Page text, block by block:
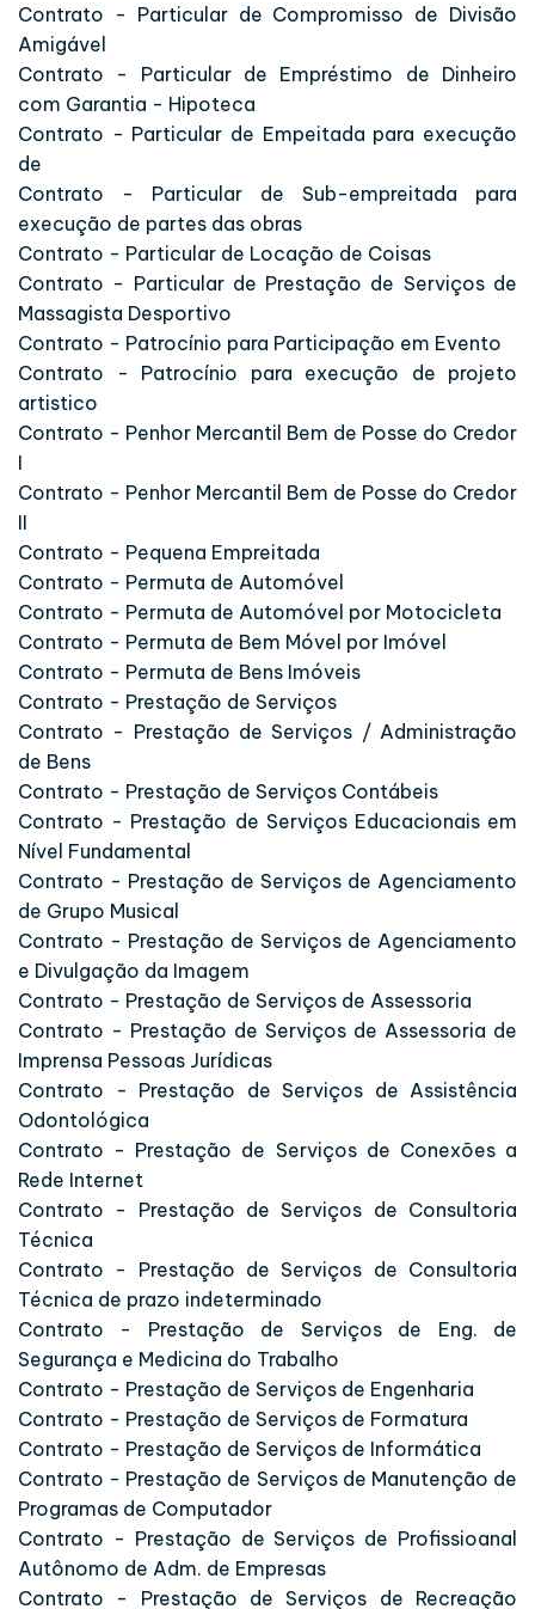
Contrato - Particular de Compromisso de Divisão
Amigável
Contrato - Particular de Empréstimo de Dinheiro
com Garantia - Hipoteca
Contrato - Particular de Empeitada para execução
de
Contrato - Particular de Sub-empreitada para
execução de partes das obras
Contrato - Particular de Locação de Coisas
Contrato - Particular de Prestação de Serviços de
Massagista Desportivo
Contrato - Patrocínio para Participação em Evento
Contrato - Patrocínio para execução de projeto
artistico
Contrato - Penhor Mercantil Bem de Posse do Credor
I
Contrato - Penhor Mercantil Bem de Posse do Credor
II
Contrato - Pequena Empreitada
Contrato - Permuta de Automóvel
Contrato - Permuta de Automóvel por Motocicleta
Contrato - Permuta de Bem Móvel por Imóvel
Contrato - Permuta de Bens Imóveis
Contrato - Prestação de Serviços
Contrato - Prestação de Serviços / Administração
de Bens
Contrato - Prestação de Serviços Contábeis
Contrato - Prestação de Serviços Educacionais em
Nível Fundamental
Contrato - Prestação de Serviços de Agenciamento
de Grupo Musical
Contrato - Prestação de Serviços de Agenciamento
e Divulgação da Imagem
Contrato - Prestação de Serviços de Assessoria
Contrato - Prestação de Serviços de Assessoria de
Imprensa Pessoas Jurídicas
Contrato - Prestação de Serviços de Assistência
Odontológica
Contrato - Prestação de Serviços de Conexões a
Rede Internet
Contrato - Prestação de Serviços de Consultoria
Técnica
Contrato - Prestação de Serviços de Consultoria
Técnica de prazo indeterminado
Contrato - Prestação de Serviços de Eng. de
Segurança e Medicina do Trabalho
Contrato - Prestação de Serviços de Engenharia
Contrato - Prestação de Serviços de Formatura
Contrato - Prestação de Serviços de Informática
Contrato - Prestação de Serviços de Manutenção de
Programas de Computador
Contrato - Prestação de Serviços de Profissioanal
Autônomo de Adm. de Empresas
Contrato - Prestação de Serviços de Recreação